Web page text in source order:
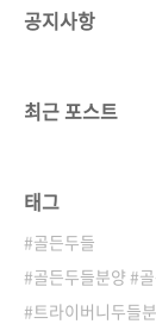
른 눈빛요정세상 아련
포구 토정로11길 43
공지사항
최근 포스트
태그
골든두들
골든두들분양 #
트라이버니두들